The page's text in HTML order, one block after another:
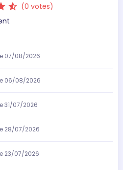
star_half (0 votes)
07/08/2026
06/08/2026
31/07/2026
28/07/2026
23/07/2026